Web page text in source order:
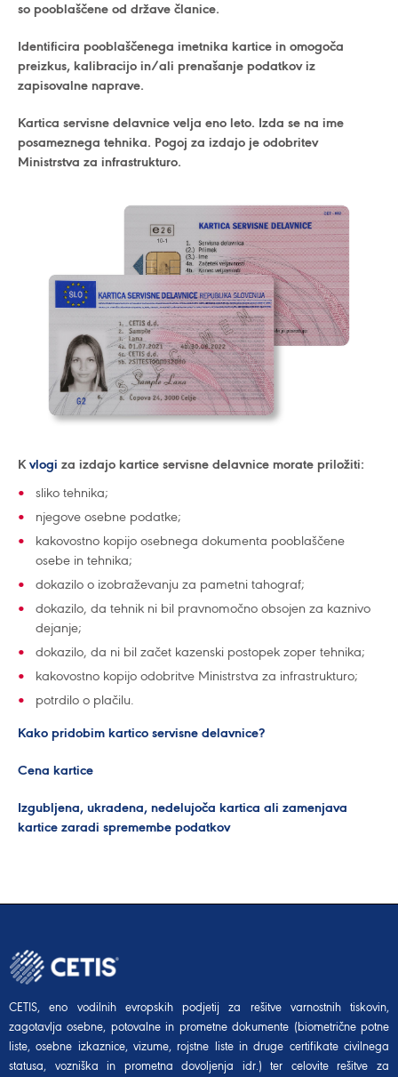
so pooblaščene od države članice.
Identificira pooblaščenega imetnika kartice in omogoča
preizkus, kalibracijo in/ali prenašanje podatkov iz
zapisovalne naprave.
Kartica servisne delavnice velja eno leto. Izda se na ime
posameznega tehnika. Pogoj za izdajo je odobritev
Ministrstva za infrastrukturo.
Kvlogi za izdajo kartice servisne delavnice morate priložiti:
sliko tehnika;
njegove osebne podatke;
kakovostno kopijo osebnega dokumenta pooblaščene
osebe in tehnika;
dokazilo o izobraževanju za pametni tahograf;
dokazilo, da tehnik ni bil pravnomočno obsojen za kaznivo
dejanje;
dokazilo, da ni bil začet kazenski postopek zoper tehnika;
kakovostno kopijo odobritve Ministrstva za infrastrukturo;
potrdilo o plačilu.
Kako pridobim kartico servisne delavnice?
Cena kartice
Izgubljena, ukradena, nedelujoča kartica ali zamenjava
kartice zaradi spremembe podatkov
CETIS, eno vodilnih evropskih podjetij za rešitve varnostnih tiskovin,
zagotavlja osebne, potovalne in prometne dokumente (biometrične potne
liste, osebne izkaznice, vizume, rojstne liste in druge certifikate civilnega
statusa, vozniška in prometna dovoljenja idr.) ter celovite rešitve za